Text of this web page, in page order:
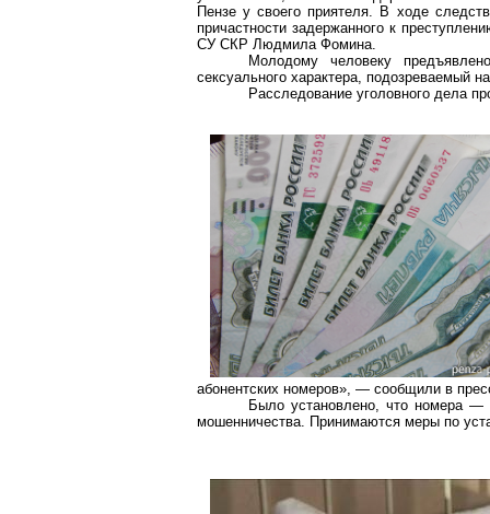
Пензе у своего приятеля. В ходе
причастности задержанного к
СУ СКР Людмила Фомина.
Молодому человеку
сексуального характера, подозреваемый
Расследование уголовного дела
абонентских номеров», — сообщили в
Было установлено, что номера —
мошенничества. Принимаются меры по